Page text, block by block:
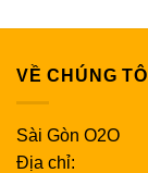
VỀ CHÚNG TÔI
Sài Gòn O2O
Địa chỉ: